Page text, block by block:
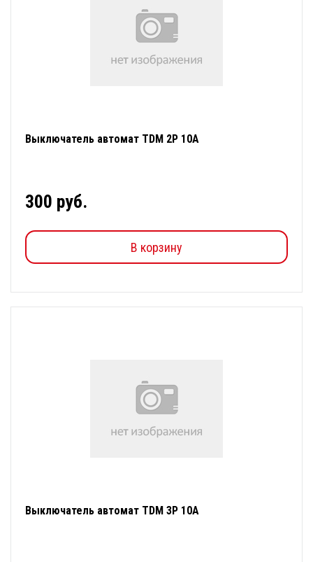
Выключатель автомат TDM 2Р 10А
300 руб.
В корзину
Выключатель автомат TDM 3Р 10А